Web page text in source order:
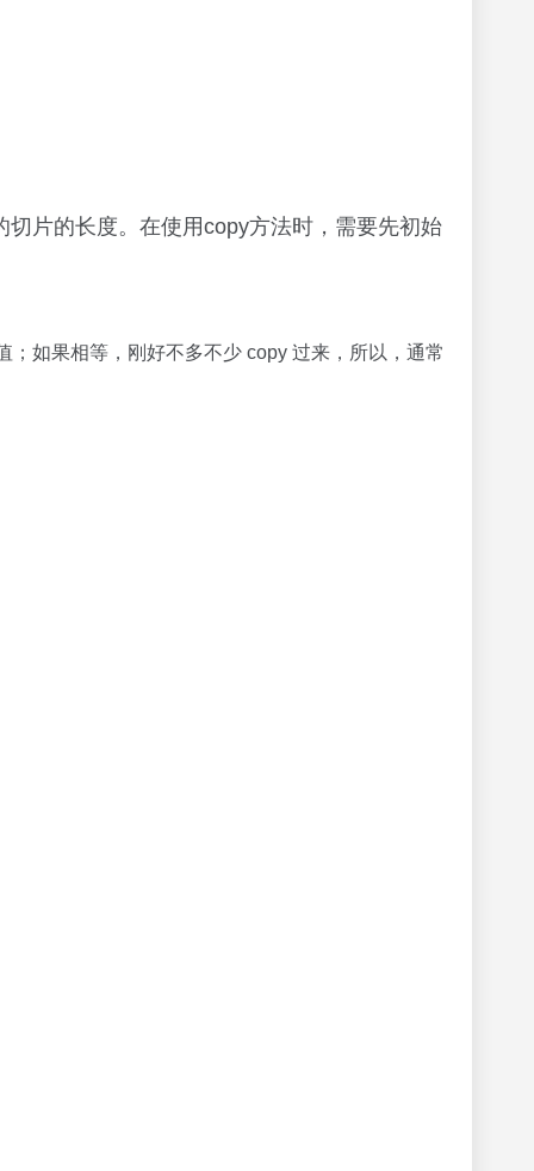
片的长度。在使用copy方法时，需要先初始
如果相等，刚好不多不少 copy 过来，所以，通常